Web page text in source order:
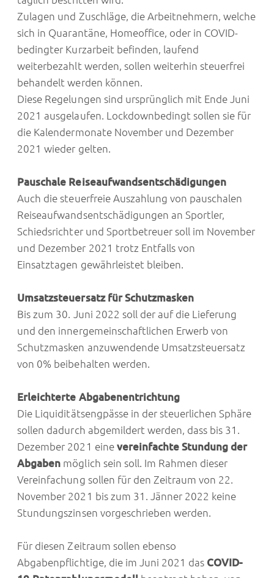
Zulagen und Zuschläge, die Arbeitnehmern, welche
sich in Quarantäne, Homeoffice, oder in COVID-
bedingter Kurzarbeit befinden, laufend
weiterbezahlt werden, sollen weiterhin steuerfrei
behandelt werden können.
Diese Regelungen sind ursprünglich mit Ende Juni
2021 ausgelaufen. Lockdownbedingt sollen sie für
die Kalendermonate November und Dezember
2021 wieder gelten.
Pauschale Reiseaufwandsentschädigungen
Auch die steuerfreie Auszahlung von pauschalen
Reiseaufwandsentschädigungen an Sportler,
Schiedsrichter und Sportbetreuer soll im November
und Dezember 2021 trotz Entfalls von
Einsatztagen gewährleistet bleiben.
Umsatzsteuersatz für Schutzmasken
Bis zum 30. Juni 2022 soll der auf die Lieferung
und den innergemeinschaftlichen Erwerb von
Schutzmasken anzuwendende Umsatzsteuersatz
von 0% beibehalten werden.
Erleichterte Abgabenentrichtung
Die Liquiditätsengpässe in der steuerlichen Sphäre
sollen dadurch abgemildert werden, dass bis 31.
Dezember 2021 eine vereinfachte Stundung der
Abgaben möglich sein soll. Im Rahmen dieser
Vereinfachung sollen für den Zeitraum von 22.
November 2021 bis zum 31. Jänner 2022 keine
Stundungszinsen vorgeschrieben werden.
Für diesen Zeitraum sollen ebenso
Abgabenpflichtige, die im Juni 2021 das COVID-